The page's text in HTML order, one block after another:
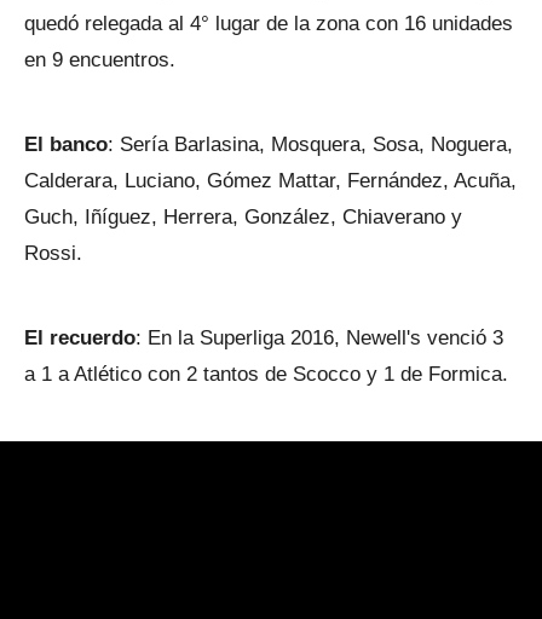
quedó relegada al 4° lugar de la zona con 16 unidades
en 9 encuentros.
El banco: Sería Barlasina, Mosquera, Sosa, Noguera,
Calderara, Luciano, Gómez Mattar, Fernández, Acuña,
Guch, Iñíguez, Herrera, González, Chiaverano y
Rossi.
El recuerdo: En la Superliga 2016, Newell's venció 3
a 1 a Atlético con 2 tantos de Scocco y 1 de Formica.